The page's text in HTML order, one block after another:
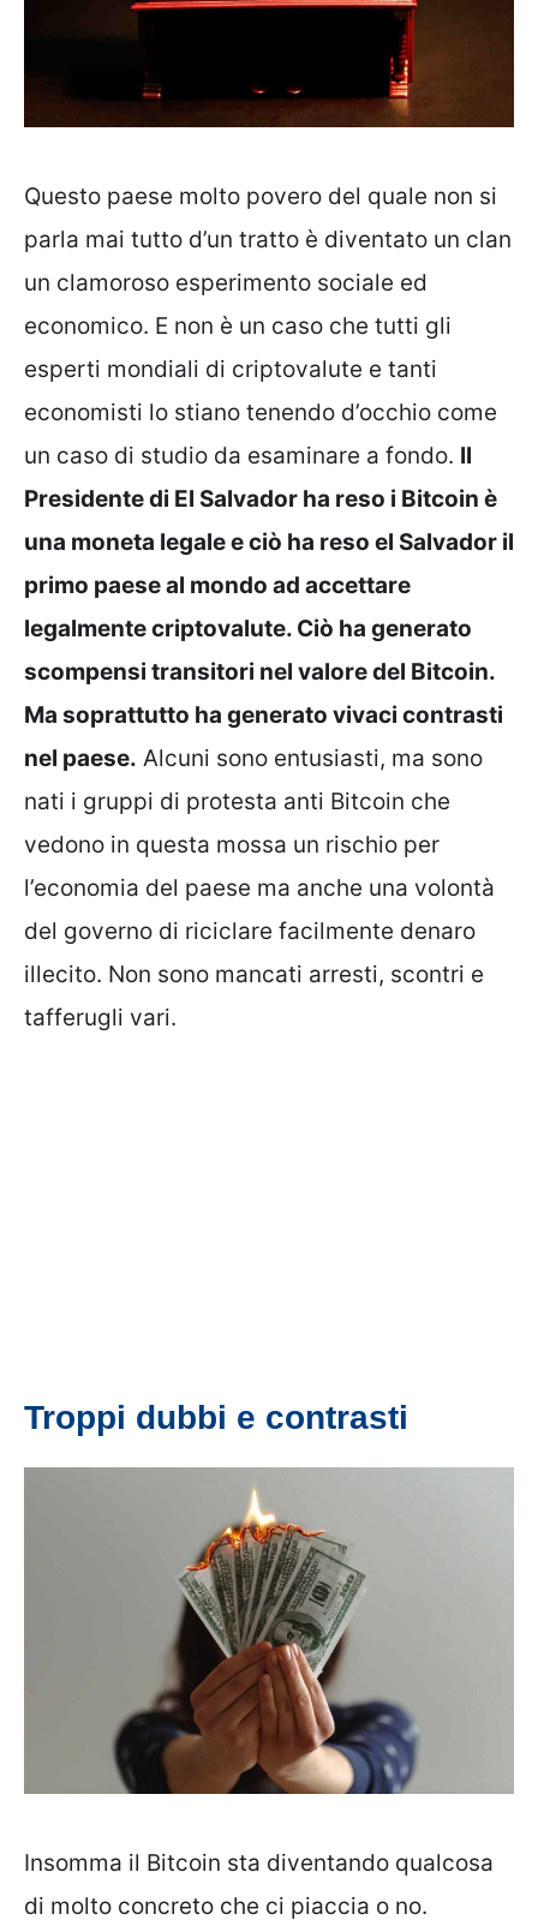
Questo paese molto povero del quale non si
parla mai tutto d’un tratto è diventato un clan
un clamoroso esperimento sociale ed
economico. E non è un caso che tutti gli
esperti mondiali di criptovalute e tanti
economisti lo stiano tenendo d’occhio come
un caso di studio da esaminare a fondo. Il
Presidente di El Salvador ha reso i Bitcoin è
una moneta legale e ciò ha reso el Salvador il
primo paese al mondo ad accettare
legalmente criptovalute. Ciò ha generato
scompensi transitori nel valore del Bitcoin.
Ma soprattutto ha generato vivaci contrasti
nel paese. Alcuni sono entusiasti, ma sono
nati i gruppi di protesta anti Bitcoin che
vedono in questa mossa un rischio per
l’economia del paese ma anche una volontà
del governo di riciclare facilmente denaro
illecito. Non sono mancati arresti, scontri e
tafferugli vari.
Troppi dubbi e contrasti
Insomma il Bitcoin sta diventando qualcosa
di molto concreto che ci piaccia o no.